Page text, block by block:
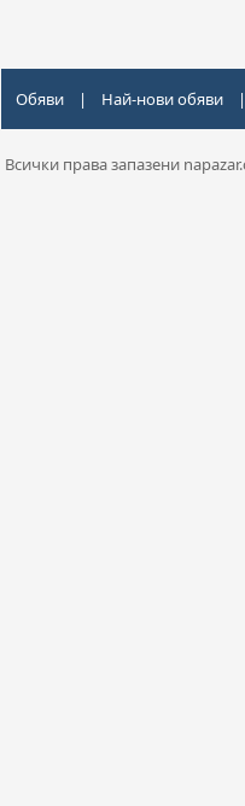
Обяви | Най-нови обяви |
Всички права запазени